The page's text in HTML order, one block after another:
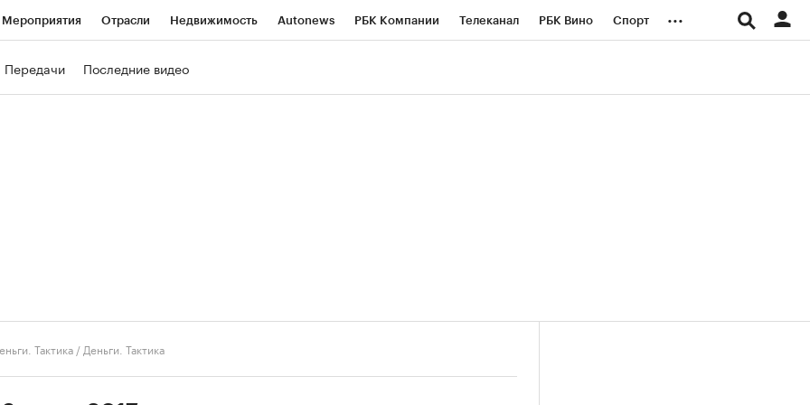
Мероприятия Отрасли Недвижимость Autonews РБК Компании Телеканал РБК Вино Спорт ...
Передачи Последние видео
Тактика / Деньги. Тактика